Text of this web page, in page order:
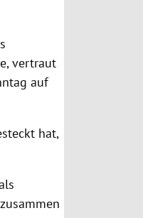
vertraut
auf
hat,